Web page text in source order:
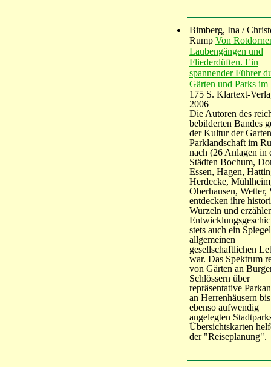
Bimberg, Ina /
Rump Von
Laubengängen und
Fliederdüften. Ein
spannender Führer
Gärten und Parks im
175 S. Klartext-
2006
Die Autoren des
bebilderten Bandes
der Kultur der
Parklandschaft im
nach (26 Anlagen in
Städten Bochum,
Essen, Hagen,
Herdecke,
Oberhausen, Wetter,
entdecken ihre
Wurzeln und
stets auch ein
allgemeinen
gesellschaftlichen
war. Das Spektrum
von Gärten an
Schlössern über
repräsentative
an Herrenhäusern
ebenso aufwendig
angelegten
Übersichtskarten
der "Reiseplanung".